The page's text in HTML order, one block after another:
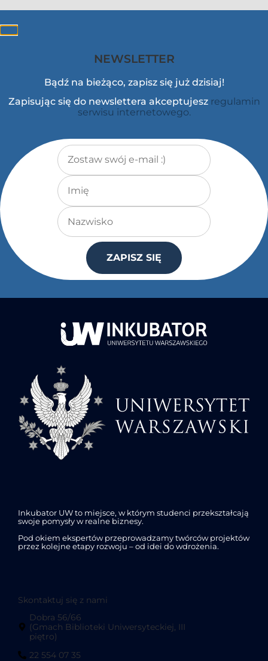
NEWSLETTER
Bądź na bieżąco, zapisz się już dzisiaj!
Zapisując się do newslettera akceptujesz regulamin
serwisu internetowego.
Adres e-mail*
Imię
Nazwisko
ZAPISZ SIĘ
Inkubator UW to miejsce, w którym studenci przekształcają
swoje pomysły w realne biznesy.
Pod okiem ekspertów przeprowadzamy twórców projektów
przez kolejne etapy rozwoju – od idei do wdrożenia.
Skontaktuj się z nami
Dobra 56/66
(Gmach Biblioteki Uniwersyteckiej, III
piętro)
22 554 07 35